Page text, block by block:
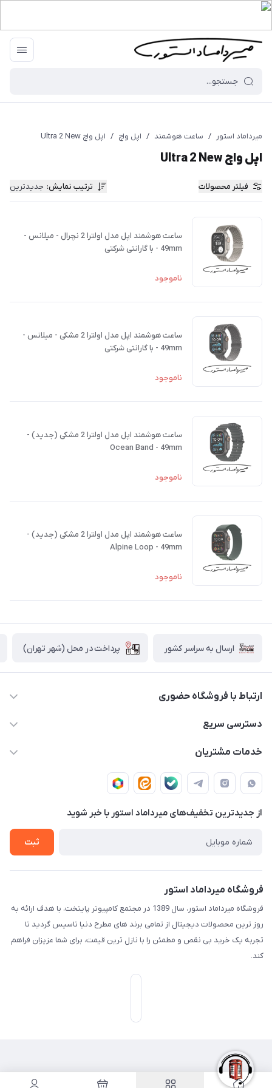
میرداماد استور / ساعت هوشمند / اپل واچ / اپل واچ Ultra 2 New
اپل واچ Ultra 2 New
فیلتر محصولات ترتیب نمایش: جدیدترین
ساعت هوشمند اپل مدل اولترا 2 نچرال - میلانس -
49mm - با گارانتی شرکتی
ناموجود
ساعت هوشمند اپل مدل اولترا 2 مشکی - میلانس -
49mm - با گارانتی شرکتی
ناموجود
ساعت هوشمند اپل مدل اولترا 2 مشکی (جدید) -
Ocean Band - 49mm
ناموجود
ساعت هوشمند اپل مدل اولترا 2 مشکی (جدید) -
Alpine Loop - 49mm
ناموجود
ارسال به سراسر کشور پرداخت در محل (شهر تهران)
ارتباط با فروشگاه حضوری
02188874370 - 02188874371
پایتخت - طبقه اول - واحد 172
دسترسی سریع
صـفـحـه اصـلـی
دربـاره مـیـردامـاد اسـتـور
خدمات مشتریان
قـوانـیـن و مـقـررات
روش هـای پـرداخـت
تـیـکـت بـه پـشـتـیـبـانـی
از جدید‌ترین تخفیف‌های میرداماد استور با‌ خبر شوید
ثبت
فروشگاه میرداماد استور
فروشگاه میرداماد استور، سال 1389 در مجتمع کامپیوتر پایتخت، با هدف ارائه به
روز ترین محصولات دیجیتال از تمامی برند های مطرح دنیا تاسیس گردید تا
تجربه یک خرید بی نقص و مطمئن را با نازل ترین قیمت، برای شما عزیزان فراهم
کند.